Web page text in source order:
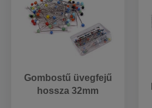
Gombostű üvegfejű
hossza 32mm